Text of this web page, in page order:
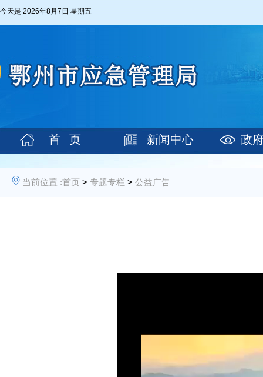
今天是 2026年8月7日 星期五
首 页 新闻中心 政
当前位置 :首页 > 专题专栏 > 公益广告